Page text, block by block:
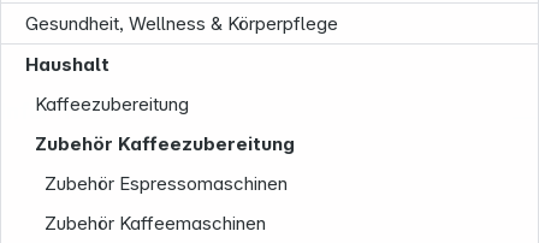
Gesundheit, Wellness & Körperpflege
Haushalt
Kaffeezubereitung
Zubehör Kaffeezubereitung
Zubehör Espressomaschinen
Zubehör Kaffeemaschinen
Informationen